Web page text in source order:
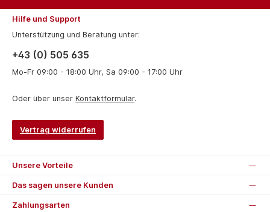
Hilfe und Support
Unterstützung und Beratung unter:
+43 (0) 505 635
Mo-Fr 09:00 - 18:00 Uhr, Sa 09:00 - 17:00 Uhr
Oder über unser Kontaktformular.
Vertrag widerrufen
Unsere Vorteile
Das sagen unsere Kunden
Zahlungsarten